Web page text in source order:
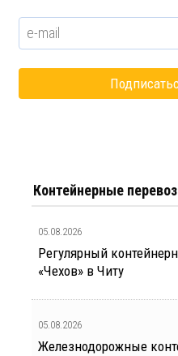
Контейнерные
05.08.2026
Регулярный
«Чехов» в Читу
05.08.2026
Железнодорожные